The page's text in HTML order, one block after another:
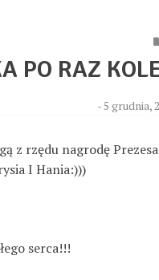
PO RAZ
-5 grudnia,
z rzędu nagrodę
I Hania:)))
serca!!!